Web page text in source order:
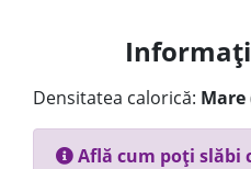
Densitatea calorică: Mare
Află cum poți slăbi